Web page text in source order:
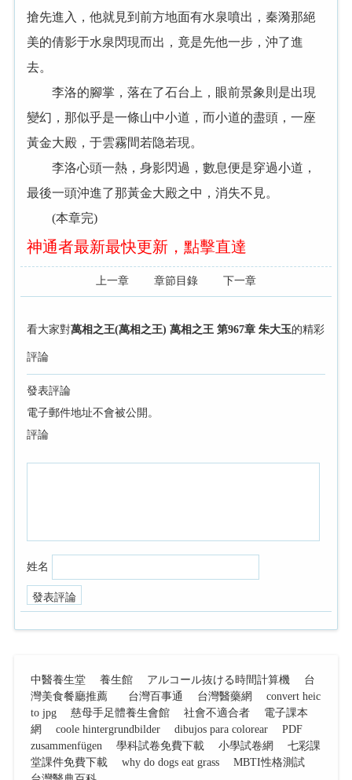
搶先進入，他就見到前方地面有水泉噴出，秦漪那絕
美的倩影于水泉閃現而出，竟是先他一步，沖了進
去。
李洛的腳掌，落在了石台上，眼前景象則是出現
變幻，那似乎是一條山中小道，而小道的盡頭，一座
黃金大殿，于雲霧間若隐若現。
李洛心頭一熱，身影閃過，數息便是穿過小道，
最後一頭沖進了那黃金大殿之中，消失不見。
(本章完)
神通者最新最快更新，點擊直達
上一章 章節目錄 下一章
看大家對萬相之王(萬相之王) 萬相之王 第967章 朱大玉的精彩
評論
發表評論
電子郵件地址不會被公開。
評論
姓名
中醫養生堂 養生館 アルコール抜ける時間計算機
台
灣美食餐廳推薦
台灣百事通 台灣醫藥網
convert heic
to jpg
慈母手足體養生會館 社會不適合者
電子課本
網
coole hintergrundbilder dibujos para colorear
PDF
zusammenfügen
學科試卷免費下載 小學試卷網
七彩課
堂課件免費下載
why do dogs eat grass
MBTI性格測試